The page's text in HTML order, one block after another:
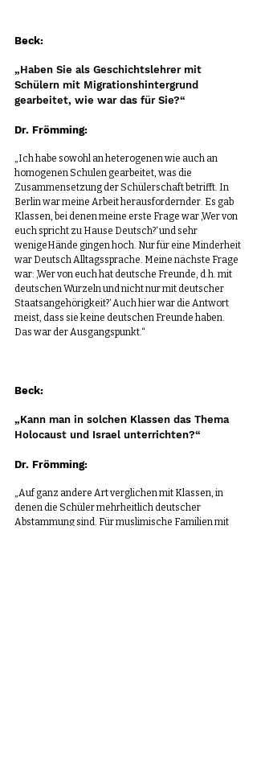
Beck:
„Haben Sie als Geschichtslehrer mit
Schülern mit Migrationshintergrund
gearbeitet, wie war das für Sie?“
Dr. Frömming:
„Ich habe sowohl an heterogenen wie auch an
homogenen Schulen gearbeitet, was die
Zusammensetzung der Schülerschaft betrifft. In
Berlin war meine Arbeit herausfordernder. Es gab
Klassen, bei denen meine erste Frage war ‚Wer von
euch spricht zu Hause Deutsch?‘ und sehr
wenigeHände gingen hoch. Nur für eine Minderheit
war Deutsch Alltagssprache. Meine nächste Frage
war: ‚Wer von euch hat deutsche Freunde, d.h. mit
deutschen Wurzeln und nicht nur mit deutscher
Staatsangehörigkeit?‘ Auch hier war die Antwort
meist, dass sie keine deutschen Freunde haben.
Das war der Ausgangspunkt.“
Beck:
„Kann man in solchen Klassen das Thema
Holocaust und Israel unterrichten?“
Dr. Frömming:
„Auf ganz andere Art verglichen mit Klassen, in
denen die Schüler mehrheitlich deutscher
Abstammung sind. Für muslimische Familien mit